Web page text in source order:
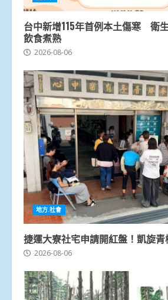
台中新增115年首例本土傷寒 衛
飲食煮熟
2026-08-06
地方.社會
捷運大寮社宅申請開紅盤！凱旋
2026-08-06